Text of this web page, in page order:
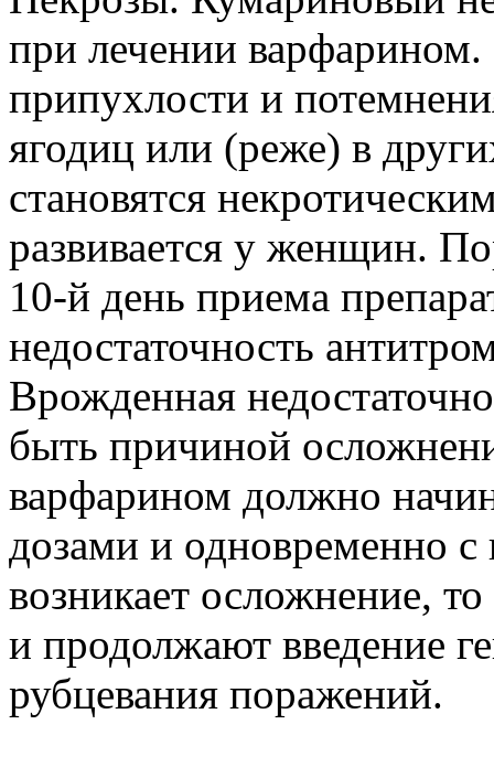
при лечении
припухлости и
ягодиц или (реже) в
становятся
развивается у женщин.
10-й день приема
недостаточность
Врожденная
быть причиной
варфарином должно
дозами и одновременно с
возникает осложнение,
и продолжают введение
рубцевания поражений.